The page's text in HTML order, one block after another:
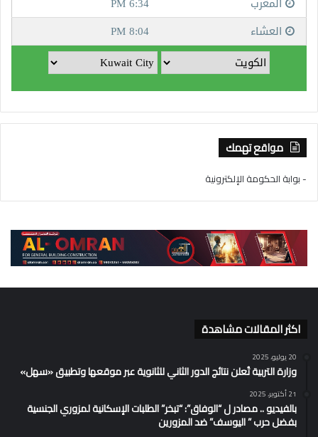
مواقع تهمك
- بوابة الحكومة الإلكترونية
اكثر المقالات مشاهدة
20 يوليو، 2025
وزارة التربية تُعلن نتائج الدور الثاني للثانوية عبر موقعها وتطبيق «سهل»
21 أكتوبر، 2025
بالفيديو .. مصادر ل “الوفاق”: “تبخر” الطلبات الإسكانية لمزوري الجنسية
بفضل حرب ” اليوسف” ضد المزورين